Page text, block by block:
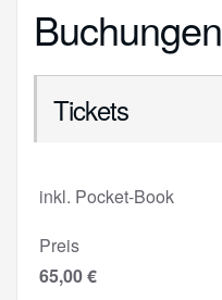
Buchungen
Tickets
inkl. Pocket-Book
Preis
65,00 €